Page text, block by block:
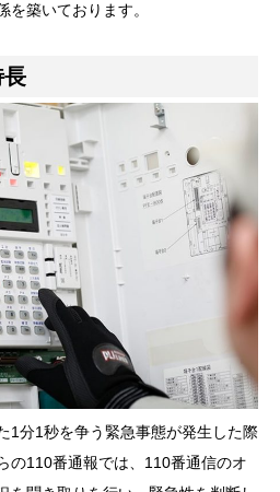
を築いております。
長
1分1秒を争う緊急事態が発生した際
の110番通報では、110番通信のオ